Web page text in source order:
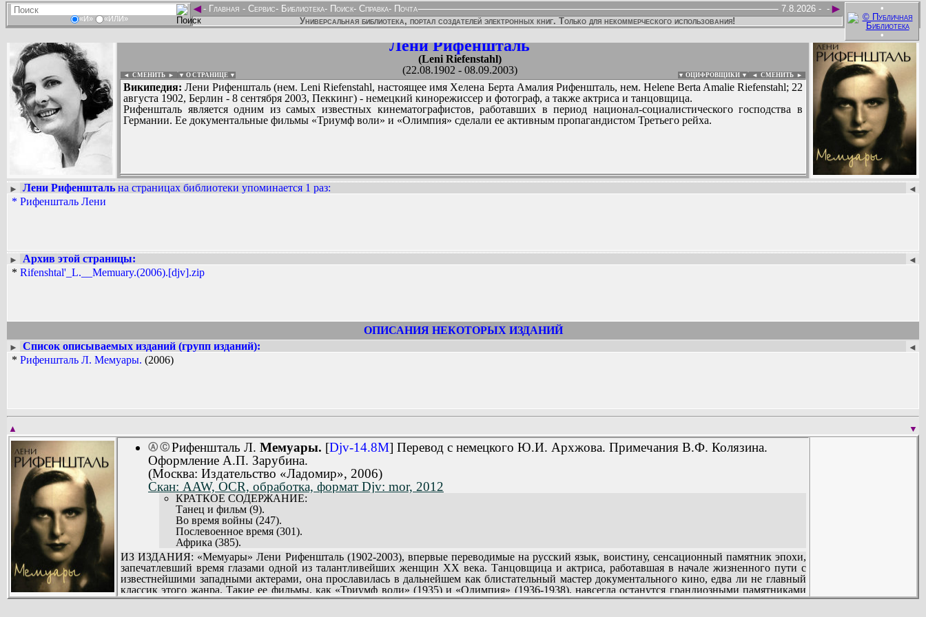
«И» «ИЛИ»
•
•
◄ ►
- Главная - Сервис- Библиотека- Поиск- Справка- Почта -
7.8.2026 -
Универсальная библиотека, портал создателей электронных книг. Только для некоммерческого использования!
Лени Рифеншталь
(Leni Riefenstahl)
(22.08.1902 - 08.09.2003)
◄ СМЕНИТЬ ► ▼ О СТРАНИЦЕ ▼ ▼ ОЦИФРОВЩИКИ ▼ ◄ СМЕНИТЬ ►
Википедия: Лени Рифеншталь (нем. Leni Riefenstahl, настоящее имя Хелена Берта Амалия Рифеншталь, нем. Helene Berta Amalie Riefenstahl; 22
августа 1902, Берлин - 8 сентября 2003, Пеккинг) - немецкий кинорежиссер и фотограф, а также актриса и танцовщица.
Рифеншталь является одним из самых известных кинематографистов, работавших в период национал-социалистического господства в
Германии. Ее документальные фильмы «Триумф воли» и «Олимпия» сделали ее активным пропагандистом Третьего рейха.
:
Вадим Ершов...
► ◄
Лени Рифеншталь на страницах библиотеки упоминается 1 раз:
* Рифеншталь Лени
► ◄
Архив этой страницы:
* Rifenshtal'_L.__Memuary.(2006).[djv].zip
ОПИСАНИЯ НЕКОТОРЫХ ИЗДАНИЙ
► ◄
Список описываемых изданий (групп изданий):
* Рифеншталь Л. Мемуары. (2006)
▼
▲
Ⓐ Ⓒ Рифеншталь Л. Мемуары. [Djv-14.8M] Перевод с немецкого Ю.И. Архжова. Примечания В.Ф. Колязина.
Оформление А.П. Зарубина.
(Москва: Издательство «Ладомир», 2006)
Скан: AAW, OCR, обработка, формат Djv: mor, 2012
КРАТКОЕ СОДЕРЖАНИЕ:
Танец и фильм (9).
Во время войны (247).
Послевоенное время (301).
Африка (385).
ПРИЛОЖЕНИЯ
В.Ф. Колязин. Лени Рифеншталь, не раскаявшаяся и не прощенная (636).
Примечания. Составил В.Ф. Колязин (643).
Фильмография (676).
Именной указатель (683).
ИЗ ИЗДАНИЯ: «Мемуары» Лени Рифеншталь (1902-2003), впервые переводимые на русский язык, воистину, сенсационный памятник эпохи,
запечатлевший время глазами одной из талантливейших женщин XX века. Танцовщица и актриса, работавшая в начале жизненного пути с
известнейшими западными актерами, она прославилась в дальнейшем как блистательный мастер документального кино, едва ли не главный
классик этого жанра. Такие ее фильмы, как «Триумф воли» (1935) и «Олимпия» (1936-1938), навсегда останутся грандиозными памятниками
«большого стиля» тоталитарной эпохи. Высоко ценимая Гитлером, Рифеншталь близко знала и его окружение. Геббельс, Геринг, Гиммлер и